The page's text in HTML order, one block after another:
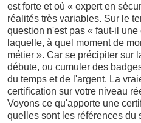
est forte et où « expert en
réalités très variables. Sur le
question n'est pas « faut-il
laquelle, à quel moment de
métier ». Car se précipiter sur
débute, ou cumuler des
du temps et de l'argent. La
certification sur votre niveau
Voyons ce qu'apporte une
quelles sont les références du